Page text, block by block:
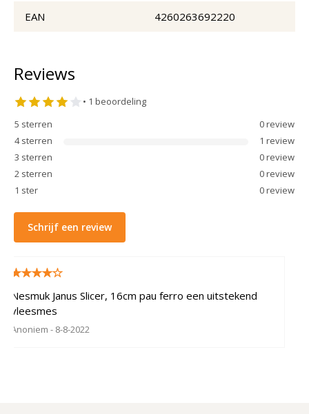
EAN 4260263692220
Reviews
• 1 beoordeling
5 sterren 0review
4 sterren 1 review
3 sterren 0review
2 sterren 0review
1 ster 0review
Schrijf een review
Nesmuk Janus Slicer, 16cm pau ferro een uitstekend
vleesmes
Anoniem - 8-8-2022